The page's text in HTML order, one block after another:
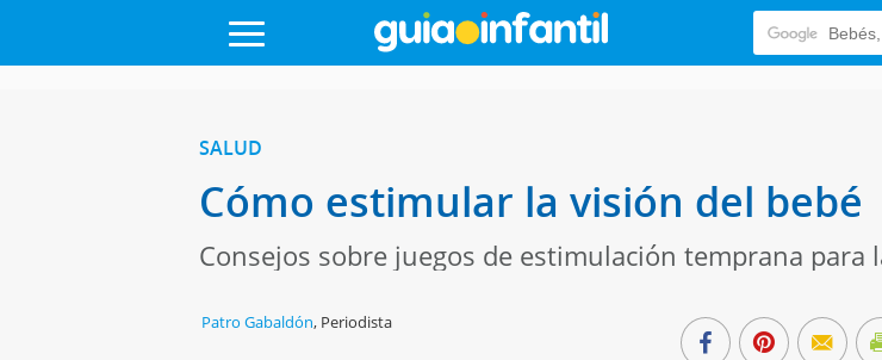
SALUD
Cómo estimular la visión del bebé
Consejos sobre juegos de estimulación temprana para
Patro Gabaldón, Periodista